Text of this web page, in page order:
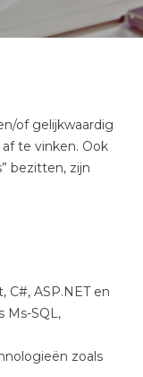
of gelijkwaardig
af te vinken. Ook
bezitten, zijn
C#, ASP.NET en
Ms-SQL,
zoals